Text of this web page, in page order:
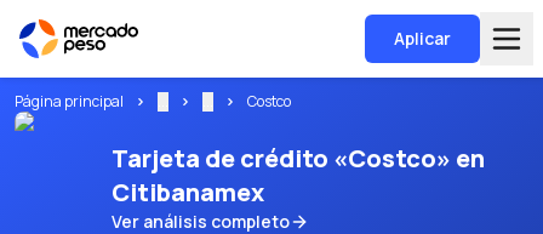
Aplicar
Página principal Costco
Tarjeta de crédito «Costco» en
Citibanamex
Ver análisis completo